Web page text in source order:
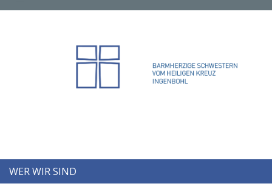
WER WIR SIND